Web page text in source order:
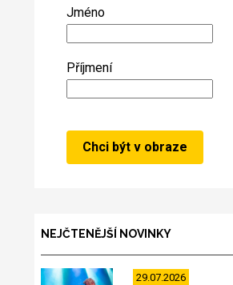
Jméno
Příjmení
NEJČTENĚJŠÍ NOVINKY
29.07.2026